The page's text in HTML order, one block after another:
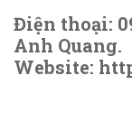
Điện thoại:
Anh Quang.
Website: